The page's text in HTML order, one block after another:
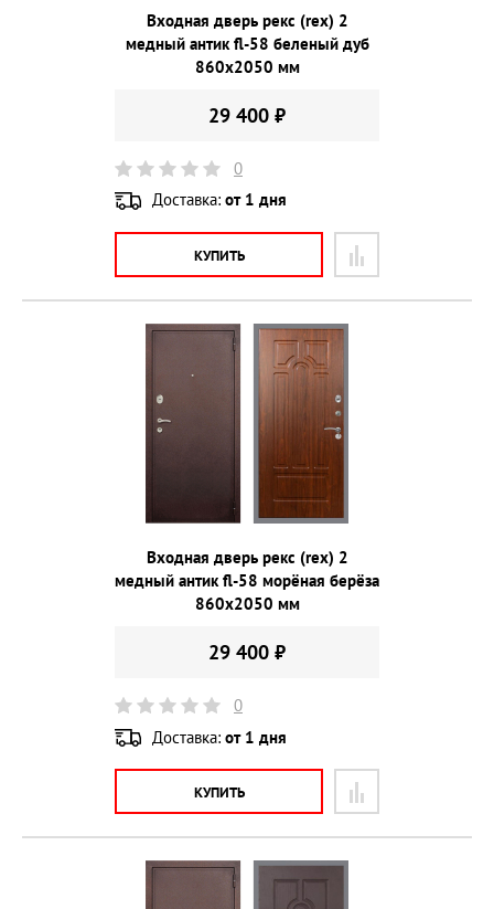
Входная дверь рекс (rex) 2
медный антик fl-58 беленый дуб
860х2050 мм
29 400 ₽
0
Доставка: от 1 дня
КУПИТЬ
Входная дверь рекс (rex) 2
медный антик fl-58 морёная берёза
860х2050 мм
29 400 ₽
0
Доставка: от 1 дня
КУПИТЬ